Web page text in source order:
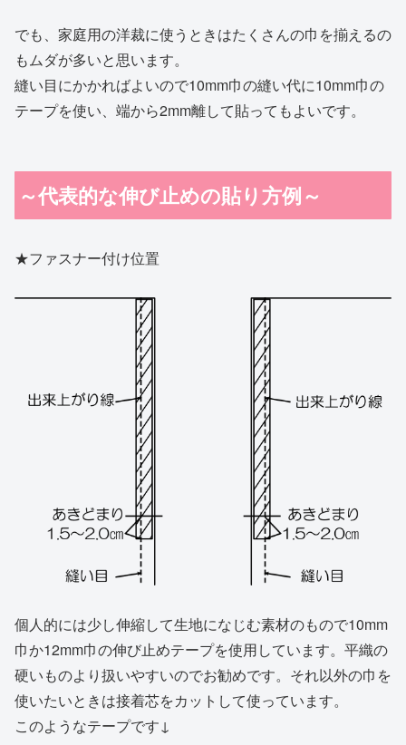
でも、家庭用の洋裁に使うときはたくさんの巾を揃えるの
もムダが多いと思います。
縫い目にかかればよいので10mm巾の縫い代に10mm巾の
テープを使い、端から2mm離して貼ってもよいです。
～代表的な伸び止めの貼り方例～
★ファスナー付け位置
個人的には少し伸縮して生地になじむ素材のもので10mm
巾か12mm巾の伸び止めテープを使用しています。平織の
硬いものより扱いやすいのでお勧めです。それ以外の巾を
使いたいときは接着芯をカットして使っています。
このようなテープです↓